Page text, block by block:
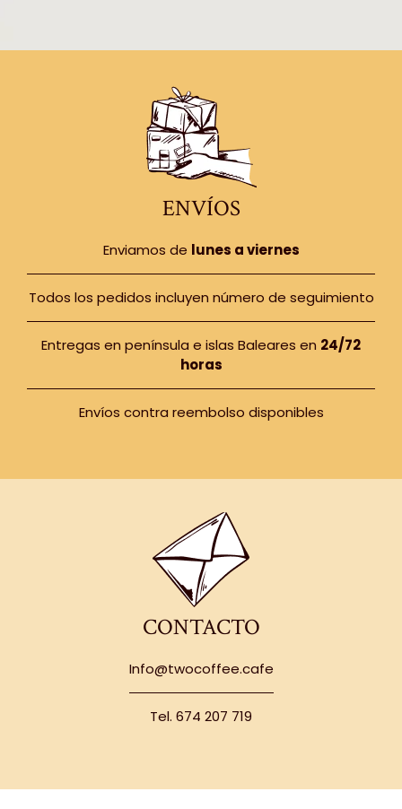
ENVÍOS
Enviamos de lunes a viernes
Todos los pedidos incluyen número de seguimiento
Entregas en península e islas Baleares en 24/72
horas
Envíos contra reembolso disponibles
CONTACTO
Info@twocoffee.cafe
Tel. 674 207 719